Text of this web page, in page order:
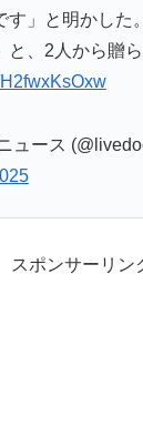
す」と明かした
と、2人から贈
ュース
スポンサーリン